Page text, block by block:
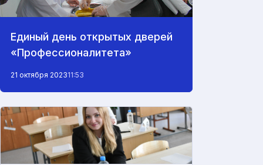
Единый день открытых дверей
«Профессионалитета»
21 октября 202311:53